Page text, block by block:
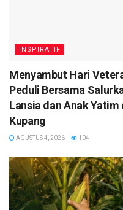
INSPIRATIF
​Menyambut Hari
Peduli Bersama
Lansia dan Anak
Kupang
AGUSTUS 4, 2026 104